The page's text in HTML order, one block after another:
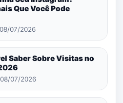
Que Você Pode
07/2026
Saber Sobre Visitas no
07/2026